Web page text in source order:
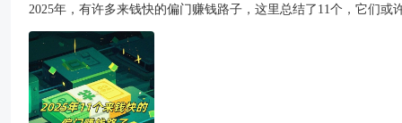
2025年，有许多来钱快的偏门赚钱路子，这里总结了11个，它们或